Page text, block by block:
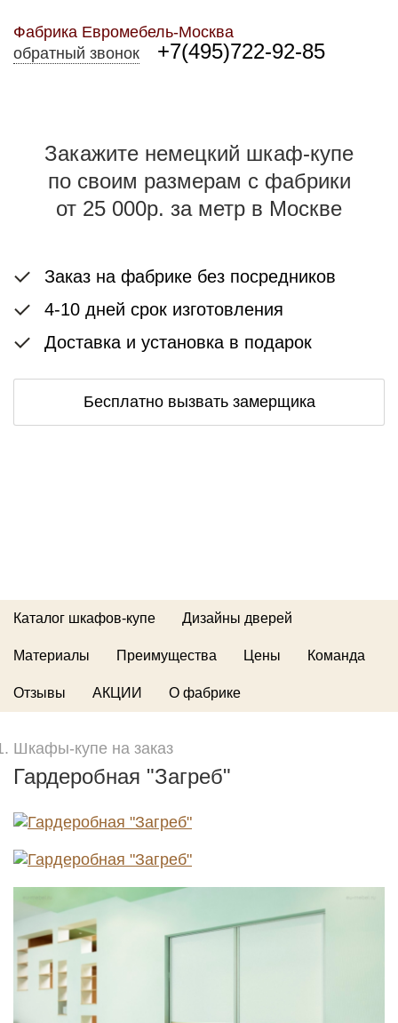
Фабрика Евромебель-Москва
обратный звонок
+7(495)722-92-85
Закажите немецкий шкаф-купе
по своим размерам с фабрики
от 25 000р. за метр в Москве
Заказ на фабрике без посредников
4-10 дней срок изготовления
Доставка и установка в подарок
Бесплатно вызвать замерщика
Каталог шкафов-купе Дизайны дверей
Материалы Преимущества Цены Команда
Отзывы АКЦИИ О фабрике
Шкафы-купе на заказ
Гардеробная "Загреб"